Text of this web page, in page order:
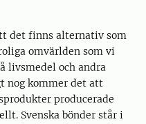
det finns alternativ som
omvärlden som vi
livsmedel och andra
nog kommer det att
producerade
Svenska bönder står i